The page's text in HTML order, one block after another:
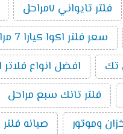
فلتر تايواني ٧مراحل
سعر فلتر اكوا كيارا 7 مراحل
افضل انواع فلاتر
فلتر تانك سبع مراحل
صيانه فلتر ٧ مراحل